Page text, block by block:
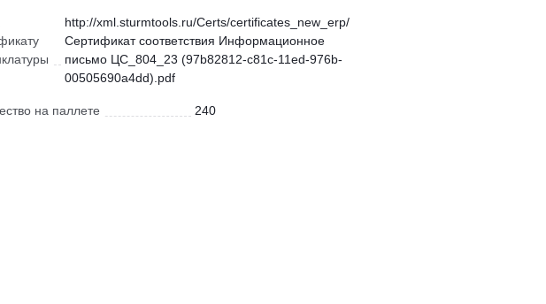
http://xml.sturmtools.ru/Certs/certificates_new_erp/
Сертификат соответствия Информационное
письмо ЦС_804_23 (97b82812-c81c-11ed-976b-
00505690a4dd).pdf
на паллете 240